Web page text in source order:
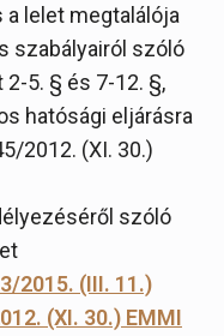
lelet megtalálója
szabályairól szóló
5. § és 7-12. §,
hatósági eljárásra
2012. (XI. 30.)
szóló
2015. (III. 11.)
(XI. 30.) EMMI